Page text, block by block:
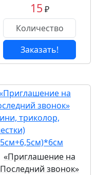
15₽
Заказать!
«Приглашение на
Последний звонок»